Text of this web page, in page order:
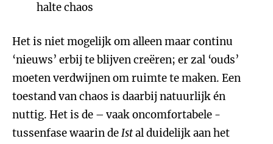
halte chaos
Het is niet mogelijk om alleen maar continu
‘nieuws’ erbij te blijven creëren; er zal ‘ouds’
moeten verdwijnen om ruimte te maken. Een
toestand van chaos is daarbij natuurlijk én
nuttig. Het is de – vaak oncomfortabele -
tussenfase waarin deIstal duidelijk aan het